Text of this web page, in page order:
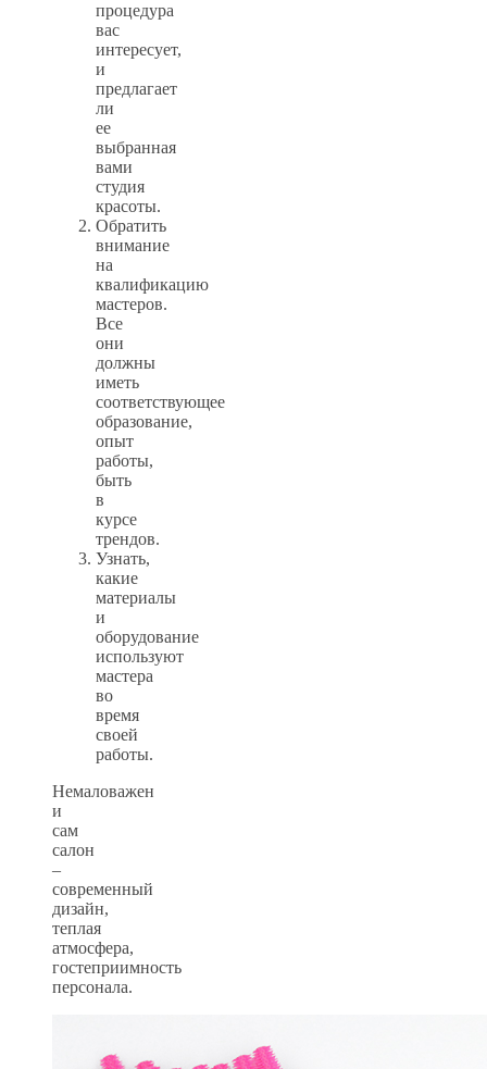
процедура
вас
интересует,
и
предлагает
ли
ее
выбранная
вами
студия
красоты.
Обратить
внимание
на
квалификацию
мастеров.
Все
они
должны
иметь
соответствующее
образование,
опыт
работы,
быть
в
курсе
трендов.
Узнать,
какие
материалы
и
оборудование
используют
мастера
во
время
своей
работы.
Немаловажен
и
сам
салон
–
современный
дизайн,
теплая
атмосфера,
гостеприимность
персонала.